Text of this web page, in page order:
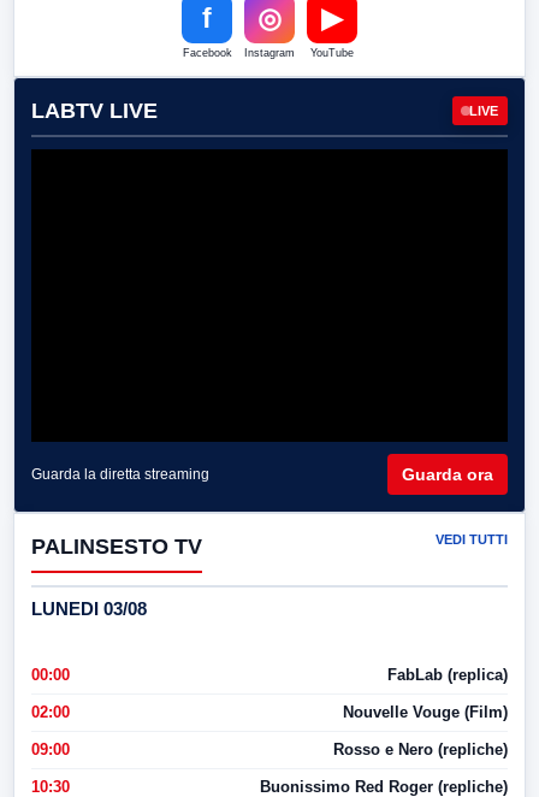
f
Facebook
◎
Instagram
▶
YouTube
LABTV LIVE LIVE
Guarda la diretta streaming Guarda ora
PALINSESTO TV VEDI TUTTI
LUNEDI 03/08
00:00 FabLab (replica)
02:00 Nouvelle Vouge (Film)
09:00 Rosso e Nero (repliche)
10:30 Buonissimo Red Roger (repliche)